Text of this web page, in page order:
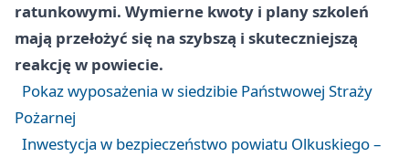
ratunkowymi. Wymierne kwoty i plany szkoleń
mają przełożyć się na szybszą i skuteczniejszą
reakcję w powiecie.
Pokaz wyposażenia w siedzibie Państwowej Straży
Pożarnej
Inwestycja w bezpieczeństwo powiatu Olkuskiego –